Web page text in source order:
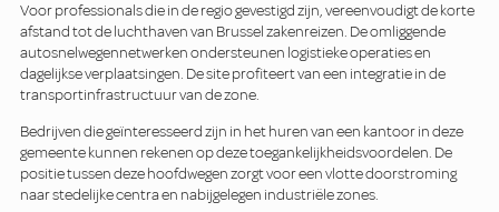
Voor professionals die in de regio gevestigd zijn, vereenvoudigt de korte
afstand tot de luchthaven van Brussel zakenreizen. De omliggende
autosnelwegennetwerken ondersteunen logistieke operaties en
dagelijkse verplaatsingen. De site profiteert van een integratie in de
transportinfrastructuur van de zone.
Bedrijven die geïnteresseerd zijn in het huren van een kantoor in deze
gemeente kunnen rekenen op deze toegankelijkheidsvoordelen. De
positie tussen deze hoofdwegen zorgt voor een vlotte doorstroming
naar stedelijke centra en nabijgelegen industriële zones.